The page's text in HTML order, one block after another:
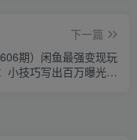
下一篇
期）闲鱼最强变现玩
小技巧写出百万曝光标